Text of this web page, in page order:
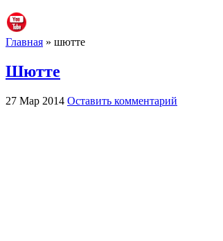
Главная » шютте
Шютте
27 Мар 2014 Оставить комментарий